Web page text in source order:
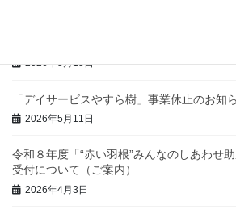
2026年5月15日
「デイサービスやすら樹」事業休止のお知
2026年5月11日
令和８年度「“赤い羽根”みんなのしあわせ
受付について（ご案内）
2026年4月3日